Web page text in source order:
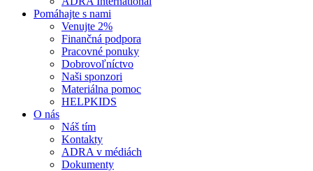
Pomáhajte s nami
Venujte 2%
Finančná podpora
Pracovné ponuky
Dobrovoľníctvo
Naši sponzori
Materiálna pomoc
HELPKIDS
O nás
Náš tím
Kontakty
ADRA v médiách
Dokumenty